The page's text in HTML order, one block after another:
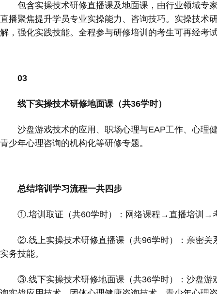
包含实操技术研修直播课及地面课，由行业领域专
直播聚焦提升学员专业实操能力、咨询技巧。实操技术
解，强化实践技能。全程参与研修培训的考生可再经考
03
线下实操技术研修地面课（共36学时）
沙盘游戏技术的应用、职场心理与EAP工作、心理
青少年心理咨询的机构化等研修专题。
总结培训学习 流程一共四步
①.培训取证（共60学时）：网络课程→直播培训→
②.线上实操技术研修直播课（共96学时）：亲密关
实务技能。
③.线下实操技术研修地面课（共36学时）：沙盘游